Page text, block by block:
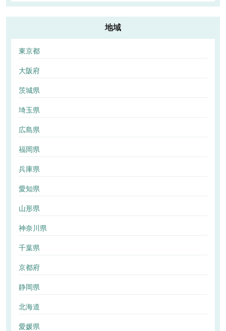
地域
東京都
大阪府
茨城県
埼玉県
広島県
福岡県
兵庫県
愛知県
山形県
神奈川県
千葉県
京都府
静岡県
北海道
愛媛県